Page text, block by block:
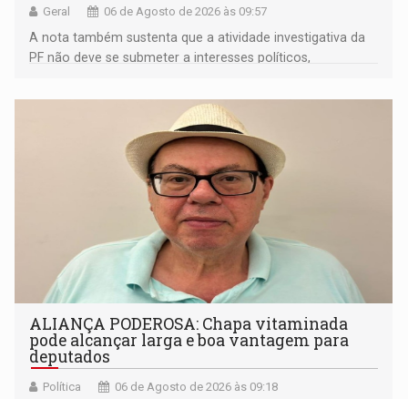
Geral 06 de Agosto de 2026 às 09:57
A nota também sustenta que a atividade investigativa da
PF não deve se submeter a interesses políticos,
ALIANÇA PODEROSA: Chapa vitaminada
pode alcançar larga e boa vantagem para
deputados
Política 06 de Agosto de 2026 às 09:18